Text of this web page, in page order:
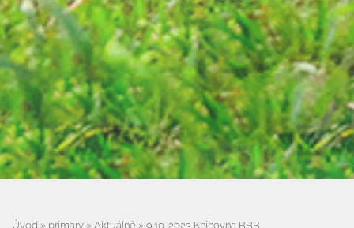
Úvod » primary » Aktuálně » 9.10. 2023 Knihovna BBB